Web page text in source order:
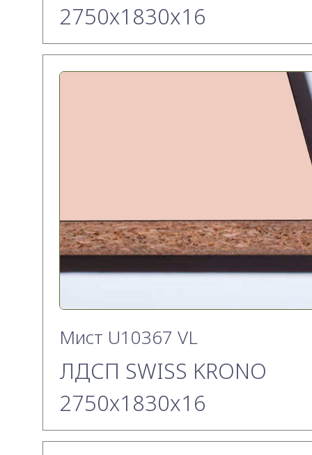
2750х1830x16
Мист U10367 VL
ЛДСП SWISS KRONO
2750х1830x16